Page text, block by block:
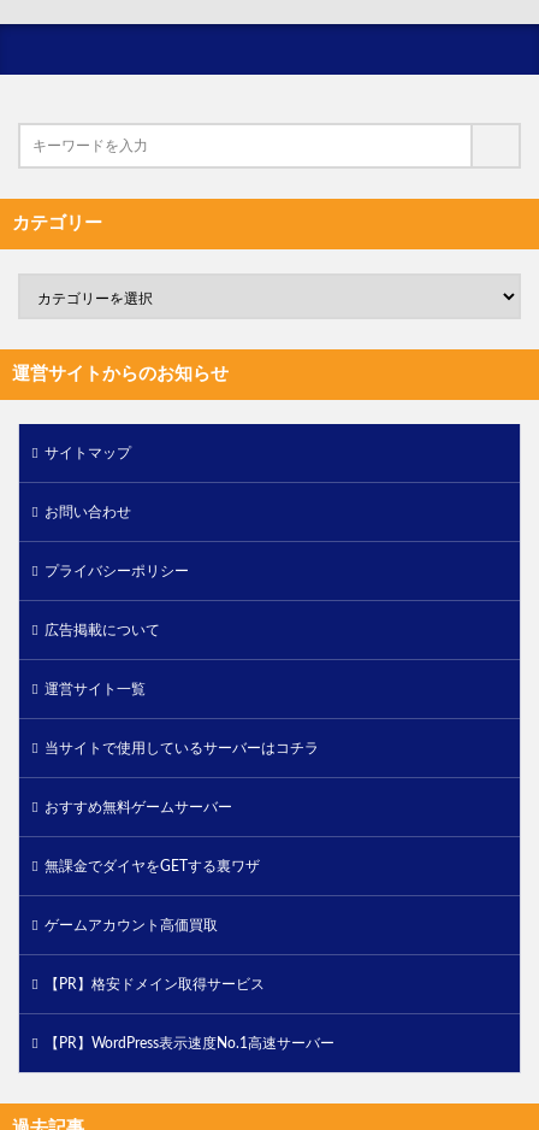
カテゴリー
運営サイトからのお知らせ
サイトマップ
お問い合わせ
プライバシーポリシー
広告掲載について
運営サイト一覧
当サイトで使用しているサーバーはコチラ
おすすめ無料ゲームサーバー
無課金でダイヤをGETする裏ワザ
ゲームアカウント高価買取
【PR】格安ドメイン取得サービス
【PR】WordPress表示速度No.1高速サーバー